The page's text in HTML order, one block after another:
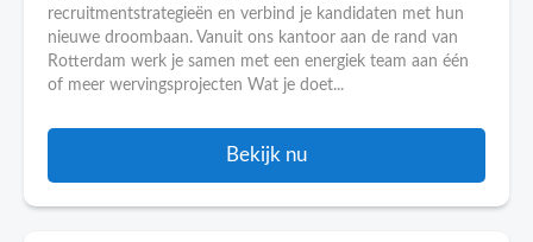
recruitmentstrategieën en verbind je kandidaten met hun
nieuwe droombaan. Vanuit ons kantoor aan de rand van
Rotterdam werk je samen met een energiek team aan één
of meer wervingsprojecten Wat je doet...
Bekijk nu